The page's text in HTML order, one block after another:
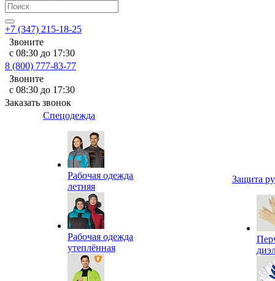
+7 (347) 215-18-25
Звоните
с 08:30 до 17:30
8 (800) 777-83-77
Звоните
с 08:30 до 17:30
Заказать звонок
Спецодежда
Рабочая одежда
летняя
Рабочая одежда
утеплённая
Защита